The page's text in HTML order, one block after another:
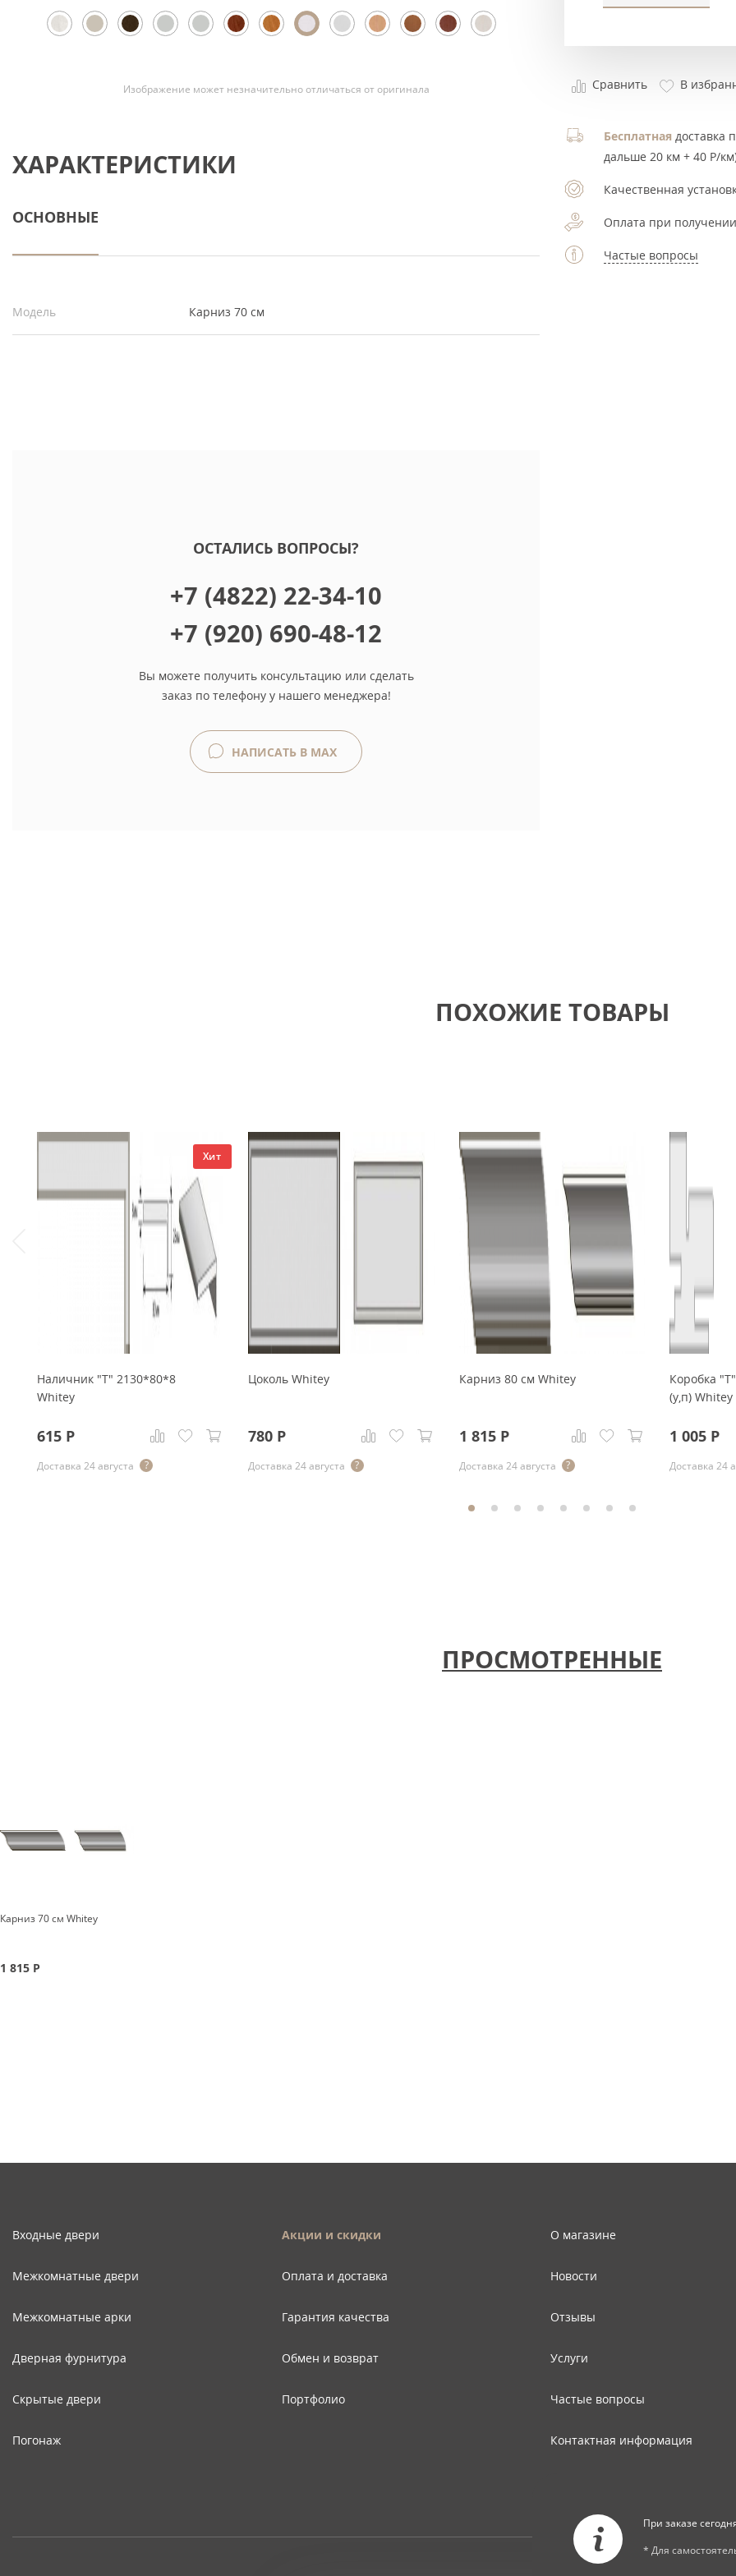
Скрытые
Изображение может незначительно отличаться от оригинала
ХАРАКТЕРИСТИКИ
ОСНОВНЫЕ
Модель Карниз 70 см
ОСТАЛИСЬ ВОПРОСЫ?
+7 (4822) 22-34-10
+7 (920) 690-48-12
Вы можете получить консультацию или сделать
заказ по телефону у нашего менеджера!
НАПИСАТЬ В MAX
Сравнить В
Бесплатная доставка
дальше 20 км + 40 Р/
Качественная
Оплата при
Частые вопросы
При заказе
* Для
ПОХОЖИЕ ТОВАРЫ
Хит
Наличник "Т" 2130*80*8
Whitey
615 Р
Доставка 24 августа
Цоколь Whitey
780Р
Доставка 24 августа
Карниз 80 см Whitey
1 815Р
Доставка 24 августа
Коробка
(у,п) Whitey
1 005 Р
Доставка 24
ПРОСМОТРЕННЫЕ
Карниз 70 см Whitey
1 815 Р
Входные двери
Межкомнатные двери
Межкомнатные арки
Дверная фурнитура
Скрытые двери
Погонаж
Акции и скидки
Оплата и доставка
Гарантия качества
Обмен и возврат
Портфолио
О магазине
Новости
Отзывы
Услуги
Частые вопросы
Контактная информация